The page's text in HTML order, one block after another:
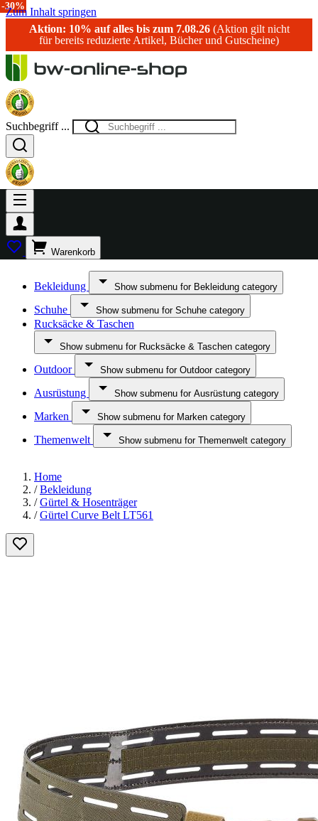
Zum Inhalt springen
Aktion: 10% auf alles bis zum 7.08.26(Aktion gilt nicht
für bereits reduzierte Artikel, Bücher und Gutscheine)
Suchbegriff ...
Warenkorb
Bekleidung Show submenu for Bekleidung category
Schuhe Show submenu for Schuhe category
Rucksäcke & Taschen
Show submenu for Rucksäcke & Taschen category
Outdoor Show submenu for Outdoor category
Ausrüstung Show submenu for Ausrüstung category
Marken Show submenu for Marken category
Themenwelt Show submenu for Themenwelt category
Home
/ Bekleidung
/ Gürtel & Hosenträger
/ Gürtel Curve Belt LT561
-15%
-30%